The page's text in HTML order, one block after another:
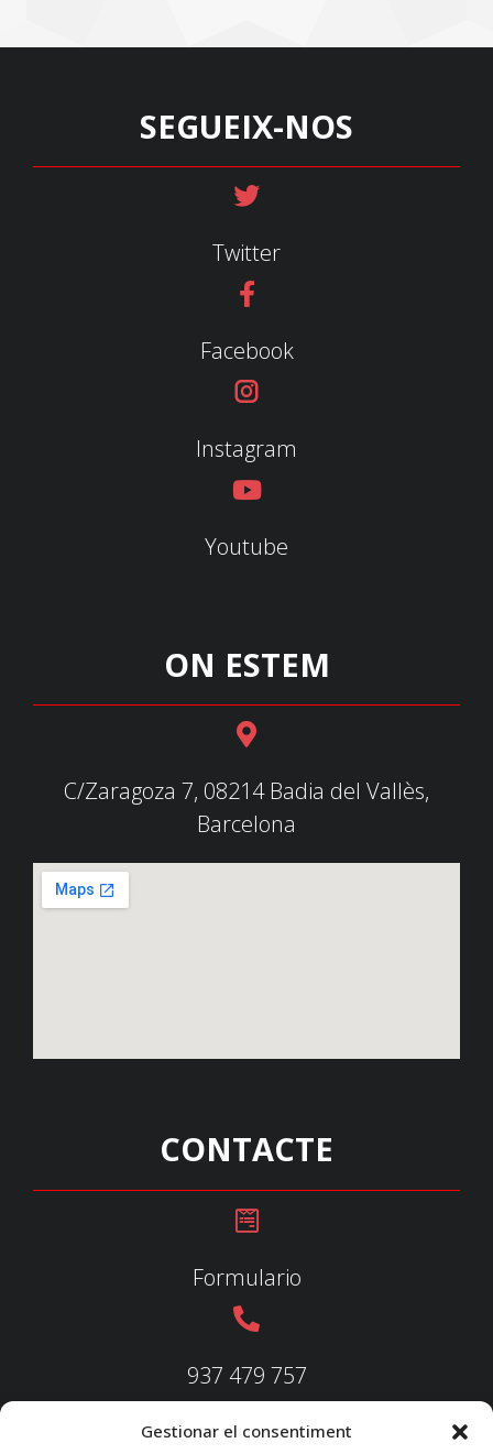
Gestionar el consentiment
SEGUEIX-NOS
Twitter
Facebook
Instagram
Youtube
ON ESTEM
C/Zaragoza 7, 08214 Badia del Vallès,
Barcelona
CONTACTE
Formulario
937 479 757